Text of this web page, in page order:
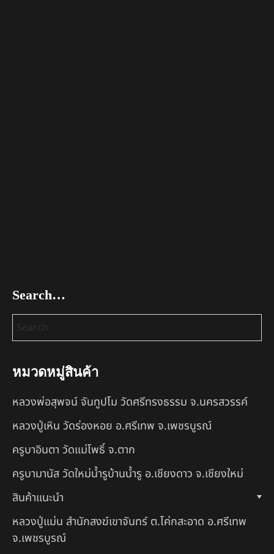
Search…
หมวดหมู่สินค้า
หลวงพ่อสุพจน์ จันทูปโม วัดศรีทรงธรรม จ.นครสวรรค์
หลวงปู่เหิน วัดร่องหอย อ.ศรีเทพ จ.เพชรบูรณ์
ครูบาอินตา วัดแม่โพธิ์ จ.ตาก
ครูบามานัส วัดใหม่น้ำรูบ้านน้ำรู อ.เชียงดาว จ.เชียงใหม่
สินค้าแนะนำ
หลวงปู่แม่น สำนักสงฆ์เขาจันทร์ ต.โค่กสะอาด อ.ศรีเทพ
จ.เพชรบูรณ์